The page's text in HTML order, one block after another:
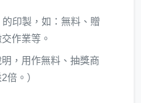
印製，如：無料、贈
作業等。
明，用作無料、抽獎商
倍。）